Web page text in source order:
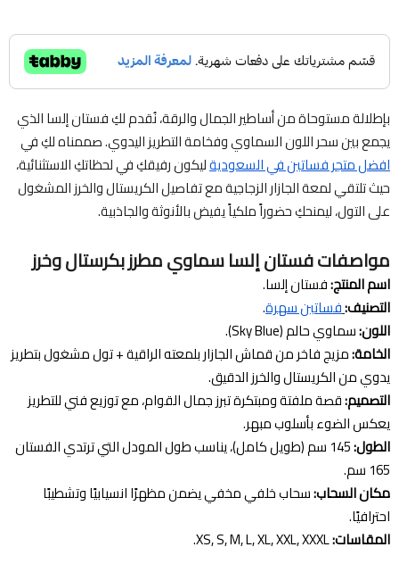
بإطلالة مستوحاة من أساطير الجمال والرقة، نُقدم لكِ فستان إلسا الذي
يجمع بين سحر اللون السماوي وفخامة التطريز اليدوي. صممناه لكِ في
افضل متجر فساتين في السعوديةليكون رفيقكِ في لحظاتكِ الاستثنائية،
حيث تلتقي لمعة الجازار الزجاجية مع تفاصيل الكريستال والخرز المشغول
على التول، ليمنحكِ حضوراً ملكياً يفيض بالأنوثة والجاذبية.
مواصفات فستان إلسا سماوي مطرز بكرستال وخرز
اسم المنتج:فستان إلسا.
التصنيف:فساتين سهرة.
اللون:سماوي حالم (Sky Blue).
الخامة:مزيج فاخر من قماش الجازار بلمعته الراقية + تول مشغول بتطريز
يدوي من الكريستال والخرز الدقيق.
التصميم:قصة ملفتة ومبتكرة تبرز جمال القوام، مع توزيع فني للتطريز
يعكس الضوء بأسلوب مبهر.
الطول:
145 سم (طويل كامل)، يناسب طول المودل التي ترتدي الفستان
165 سم.
مكان السحاب:سحاب خلفي مخفي يضمن مظهرًا انسيابيًا وتشطيبًا
احترافيًا.
المقاسات: